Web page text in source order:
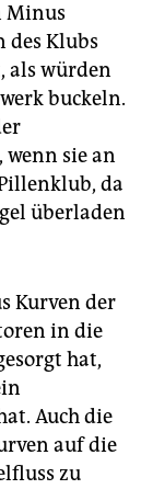
Minus
Klubs
als würden
buckeln.
sie an
da
überladen
Kurven der
in die
hat,
Auch die
auf die
zu